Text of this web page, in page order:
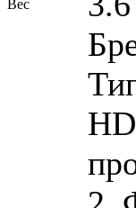
Вес